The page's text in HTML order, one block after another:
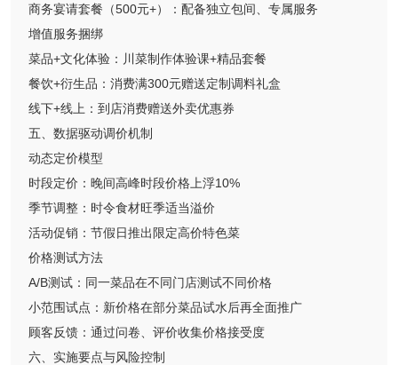
商务宴请套餐（500元+）：配备独立包间、专属服务
增值服务捆绑
菜品+文化体验：川菜制作体验课+精品套餐
餐饮+衍生品：消费满300元赠送定制调料礼盒
线下+线上：到店消费赠送外卖优惠券
五、数据驱动调价机制
动态定价模型
时段定价：晚间高峰时段价格上浮10%
季节调整：时令食材旺季适当溢价
活动促销：节假日推出限定高价特色菜
价格测试方法
A/B测试：同一菜品在不同门店测试不同价格
小范围试点：新价格在部分菜品试水后再全面推广
顾客反馈：通过问卷、评价收集价格接受度
六、实施要点与风险控制